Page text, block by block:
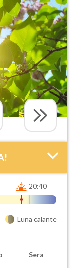
20:40
Luna calante
Sera